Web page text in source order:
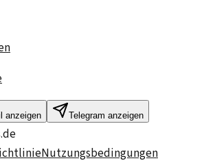
anzeigen Telegram anzeigen
Nutzungsbedingungen